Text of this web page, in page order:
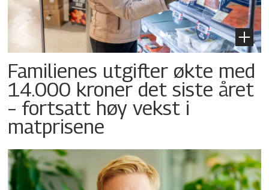
Familienes utgifter økte med
14.000 kroner det siste året
– fortsatt høy vekst i
matprisene